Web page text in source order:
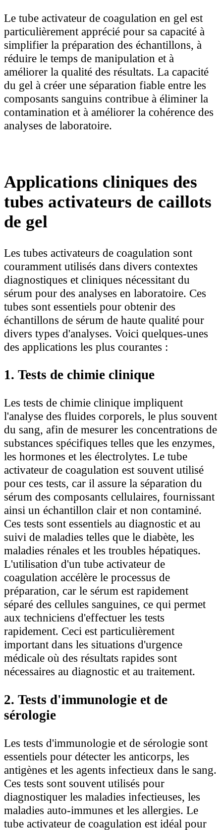
Le tube activateur de coagulation en gel est
particulièrement apprécié pour sa capacité à
simplifier la préparation des échantillons, à
réduire le temps de manipulation et à
améliorer la qualité des résultats. La capacité
du gel à créer une séparation fiable entre les
composants sanguins contribue à éliminer la
contamination et à améliorer la cohérence des
analyses de laboratoire.
Applications cliniques des
tubes activateurs de caillots
de gel
Les tubes activateurs de coagulation sont
couramment utilisés dans divers contextes
diagnostiques et cliniques nécessitant du
sérum pour des analyses en laboratoire. Ces
tubes sont essentiels pour obtenir des
échantillons de sérum de haute qualité pour
divers types d'analyses. Voici quelques-unes
des applications les plus courantes :
1. Tests de chimie clinique
Les tests de chimie clinique impliquent
l'analyse des fluides corporels, le plus souvent
du sang, afin de mesurer les concentrations de
substances spécifiques telles que les enzymes,
les hormones et les électrolytes. Le tube
activateur de coagulation est souvent utilisé
pour ces tests, car il assure la séparation du
sérum des composants cellulaires, fournissant
ainsi un échantillon clair et non contaminé.
Ces tests sont essentiels au diagnostic et au
suivi de maladies telles que le diabète, les
maladies rénales et les troubles hépatiques.
L'utilisation d'un tube activateur de
coagulation accélère le processus de
préparation, car le sérum est rapidement
séparé des cellules sanguines, ce qui permet
aux techniciens d'effectuer les tests
rapidement. Ceci est particulièrement
important dans les situations d'urgence
médicale où des résultats rapides sont
nécessaires au diagnostic et au traitement.
2. Tests d'immunologie et de
sérologie
Les tests d'immunologie et de sérologie sont
essentiels pour détecter les anticorps, les
antigènes et les agents infectieux dans le sang.
Ces tests sont souvent utilisés pour
diagnostiquer les maladies infectieuses, les
maladies auto-immunes et les allergies. Le
tube activateur de coagulation est idéal pour